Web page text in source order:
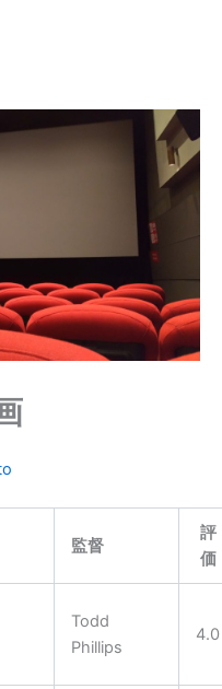
監督
評
価
Todd
Phillips
4.0